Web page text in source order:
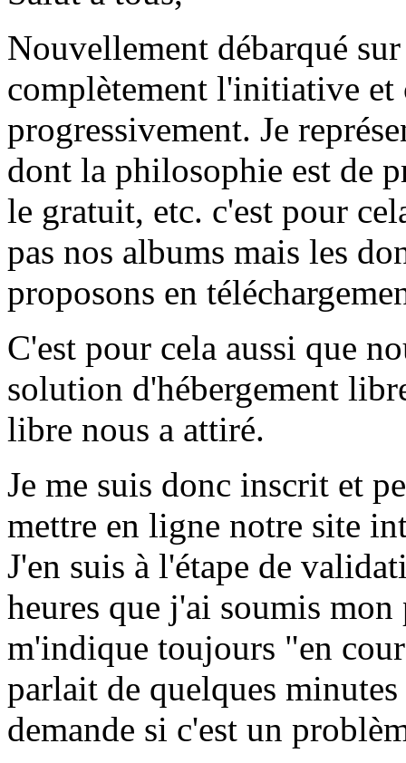
Nouvellement débarqué
complètement l'initiative
progressivement. Je
dont la philosophie est de
le gratuit, etc. c'est pour
pas nos albums mais les
proposons en
C'est pour cela aussi que
solution d'hébergement
libre nous a attiré.
Je me suis donc inscrit et
mettre en ligne notre site
J'en suis à l'étape de
heures que j'ai soumis
m'indique toujours "en
parlait de quelques
demande si c'est un